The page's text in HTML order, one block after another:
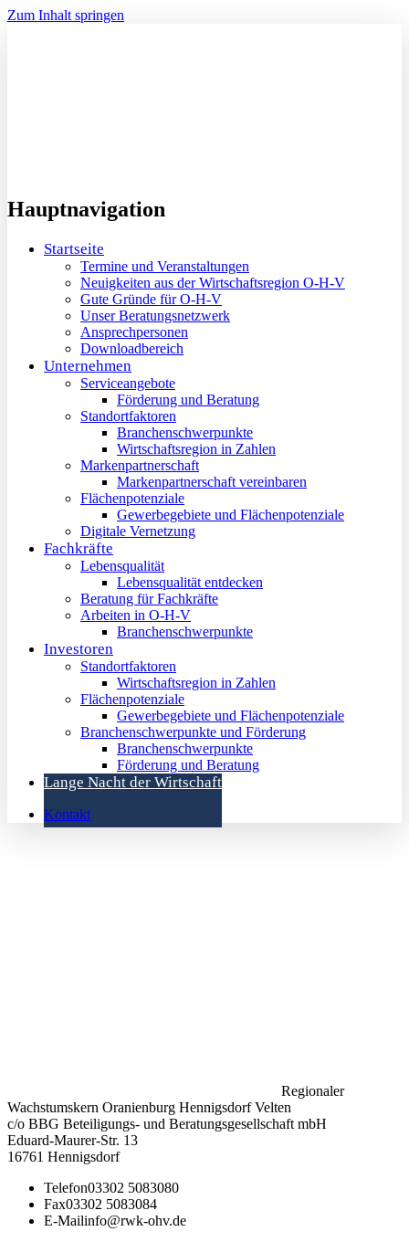
Zum Inhalt springen
Hauptnavigation
Startseite
Termine und Veranstaltungen
Neuigkeiten aus der Wirtschaftsregion O-H-V
Gute Gründe für O-H-V
Unser Beratungsnetzwerk
Ansprechpersonen
Downloadbereich
Unternehmen
Serviceangebote
Förderung und Beratung
Standortfaktoren
Branchenschwerpunkte
Wirtschaftsregion in Zahlen
Markenpartnerschaft
Markenpartnerschaft vereinbaren
Flächenpotenziale
Gewerbegebiete und Flächenpotenziale
Digitale Vernetzung
Fachkräfte
Lebensqualität
Lebensqualität entdecken
Beratung für Fachkräfte
Arbeiten in O-H-V
Branchenschwerpunkte
Investoren
Standortfaktoren
Wirtschaftsregion in Zahlen
Flächenpotenziale
Gewerbegebiete und Flächenpotenziale
Branchenschwerpunkte und Förderung
Branchenschwerpunkte
Förderung und Beratung
Lange Nacht der Wirtschaft
Kontakt
Regionaler
Wachstumskern Oranienburg Hennigsdorf Velten
c/o BBG Beteiligungs- und Beratungsgesellschaft mbH
Eduard-Maurer-Str. 13
16761 Hennigsdorf
Telefon03302 5083080
Fax03302 5083084
E-Mailinfo@rwk-ohv.de